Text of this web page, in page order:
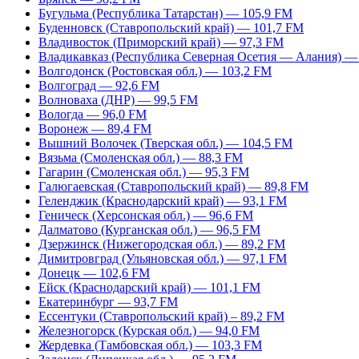
Бугульма (Республика Татарстан) — 105,9 FM
Буденновск (Ставропольский край) — 101,7 FM
Владивосток (Приморский край) — 97,3 FM
Владикавказ (Республика Северная Осетия — Алания)
Волгодонск (Ростовская обл.) — 103,2 FM
Волгоград — 92,6 FM
Волноваха (ДНР) — 99,5 FM
Вологда — 96,0 FM
Воронеж — 89,4 FM
Вышний Волочек (Тверская обл.) — 104,5 FM
Вязьма (Смоленская обл.) — 88,3 FM
Гагарин (Смоленская обл.) — 95,3 FM
Галюгаевская (Ставропольский край) — 89,8 FM
Геленджик (Краснодарский край) — 93,1 FM
Геническ (Херсонская обл.) — 96,6 FM
Далматово (Курганская обл.) — 96,5 FM
Дзержинск (Нижегородская обл.) — 89,2 FM
Димитровград (Ульяновская обл.) — 97,1 FM
Донецк — 102,6 FM
Ейск (Краснодарский край) — 101,1 FM
Екатеринбург — 93,7 FM
Ессентуки (Ставропольский край) – 89,2 FM
Железногорск (Курская обл.) — 94,0 FM
Жердевка (Тамбовская обл.) — 103,3 FM